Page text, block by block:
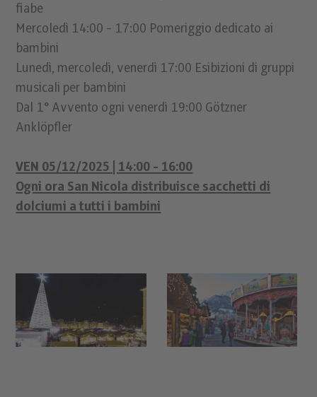
fiabe
Mercoledì 14:00 - 17:00 Pomeriggio dedicato ai
bambini
Lunedì, mercoledì, venerdì 17:00 Esibizioni di gruppi
musicali per bambini
Dal 1° Avvento ogni venerdì 19:00 Götzner
Anklöpfler
VEN 05/12/2025 | 14:00 - 16:00
Ogni ora San Nicola distribuisce sacchetti di
dolciumi a tutti i bambini